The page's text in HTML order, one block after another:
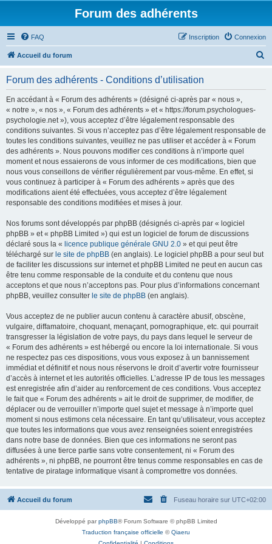
Forum des adhérents
FAQ Connexion
Inscription
Accueil du forum
Forum des adhérents - Conditions d’utilisation
En accédant à « Forum des adhérents » (désigné ci-après par « nous »,
« notre », « nos », « Forum des adhérents » et « https://forum.psychologues-
psychologie.net »), vous acceptez d’être légalement responsable des
conditions suivantes. Si vous n’acceptez pas d’être légalement responsable de
toutes les conditions suivantes, veuillez ne pas utiliser et accéder à « Forum
des adhérents ». Nous pouvons modifier ces conditions à n’importe quel
moment et nous essaierons de vous informer de ces modifications, bien que
nous vous conseillons de vérifier régulièrement par vous-même. En effet, si
vous continuez à participer à « Forum des adhérents » après que des
modifications aient été effectuées, vous acceptez d’être légalement
responsable des conditions modifiées et mises à jour.
Nos forums sont développés par phpBB (désignés ci-après par « logiciel
phpBB » et « phpBB Limited ») qui est un logiciel de forum de discussions
déclaré sous la « licence publique générale GNU 2.0 » et qui peut être
téléchargé sur le site de phpBB (en anglais). Le logiciel phpBB a pour seul but
de faciliter les discussions sur internet et phpBB Limited ne peut en aucun cas
être tenu comme responsable de la conduite et du contenu que nous
acceptons et que nous n’acceptons pas. Pour plus d’informations concernant
phpBB, veuillez consulter le site de phpBB (en anglais).
Vous acceptez de ne publier aucun contenu à caractère abusif, obscène,
vulgaire, diffamatoire, choquant, menaçant, pornographique, etc. qui pourrait
transgresser la législation de votre pays, du pays dans lequel le serveur de
« Forum des adhérents » est hébergé ou encore la loi internationale. Si vous
ne respectez pas ces dispositions, vous vous exposez à un bannissement
immédiat et définitif et nous nous réservons le droit d’avertir votre fournisseur
d’accès à internet et les autorités officielles. L’adresse IP de tous les messages
est enregistrée afin d’aider au renforcement de ces conditions. Vous acceptez
le fait que « Forum des adhérents » ait le droit de supprimer, de modifier, de
déplacer ou de verrouiller n’importe quel sujet et message à n’importe quel
moment si nous estimons cela nécessaire. En tant qu’utilisateur, vous acceptez
que toutes les informations que vous avez renseignées soient enregistrées
dans notre base de données. Bien que ces informations ne seront pas
diffusées à une tierce partie sans votre consentement, ni « Forum des
adhérents », ni phpBB, ne pourront être tenus comme responsables en cas de
tentative de piratage informatique visant à compromettre vos données.
Accueil du forum Fuseau horaire sur UTC+02:00
Développé parphpBB® Forum Software © phpBB Limited
Traduction française officielle ©Qiaeru